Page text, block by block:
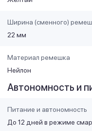
Ширина (сменного)
22 мм
Материал ремешка
Нейлон
Автономность и
Питание и автономность
До 12 дней в режиме